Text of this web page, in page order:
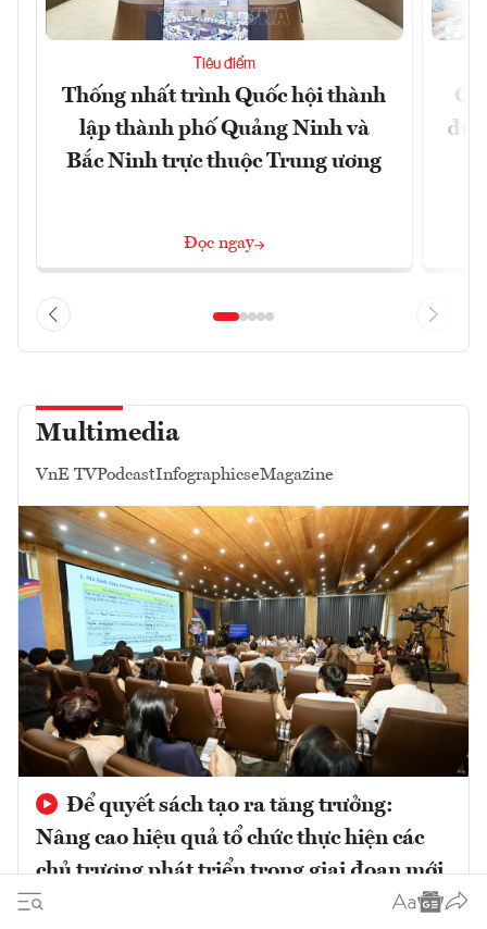
Tiêu điểm
Thống nhất trình Quốc hội thành
lập thành phố Quảng Ninh và
Bắc Ninh trực thuộc Trung ương
Đọc ngay
đủ
Multimedia
VnE TVPodcastInfographicseMagazine
Để quyết sách tạo ra tăng trưởng:
Nâng cao hiệu quả tổ chức thực hiện các
chủ trương phát triển trong giai đoạn mới